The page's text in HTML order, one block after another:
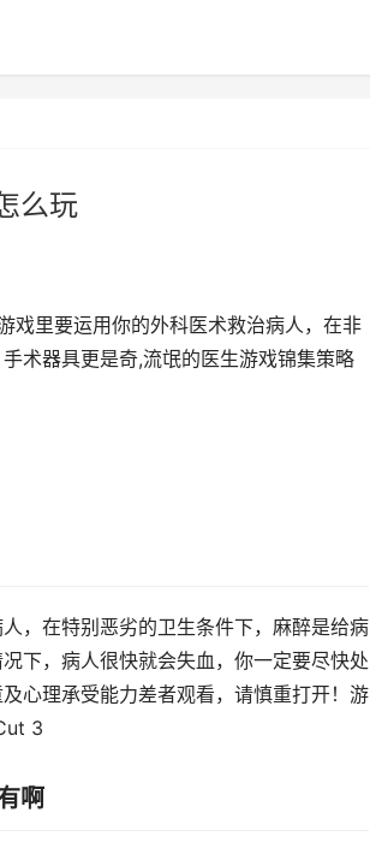
么玩
戏里要运用你的外科医术救治病人，在非
术器具更是奇,流氓的医生游戏锦集策略
，在特别恶劣的卫生条件下，麻醉是给病
下，病人很快就会失血，你一定要尽快处
心理承受能力差者观看，请慎重打开！游
3
啊